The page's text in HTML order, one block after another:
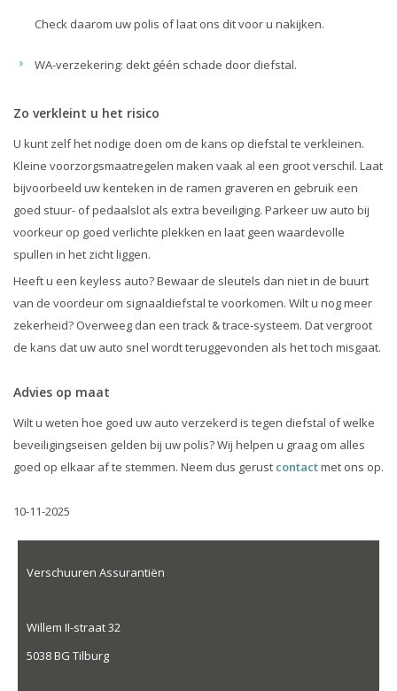
Check daarom uw polis of laat ons dit voor u nakijken.
WA-verzekering: dekt géén schade door diefstal.
Zo verkleint u het risico
U kunt zelf het nodige doen om de kans op diefstal te verkleinen.
Kleine voorzorgsmaatregelen maken vaak al een groot verschil. Laat
bijvoorbeeld uw kenteken in de ramen graveren en gebruik een
goed stuur- of pedaalslot als extra beveiliging. Parkeer uw auto bij
voorkeur op goed verlichte plekken en laat geen waardevolle
spullen in het zicht liggen.
Heeft u een keyless auto? Bewaar de sleutels dan niet in de buurt
van de voordeur om signaaldiefstal te voorkomen. Wilt u nog meer
zekerheid? Overweeg dan een track & trace-systeem. Dat vergroot
de kans dat uw auto snel wordt teruggevonden als het toch misgaat.
Advies op maat
Wilt u weten hoe goed uw auto verzekerd is tegen diefstal of welke
beveiligingseisen gelden bij uw polis? Wij helpen u graag om alles
goed op elkaar af te stemmen. Neem dus gerust contactmet ons op.
10-11-2025
Verschuuren Assurantiën
Willem II-straat 32
5038 BG Tilburg